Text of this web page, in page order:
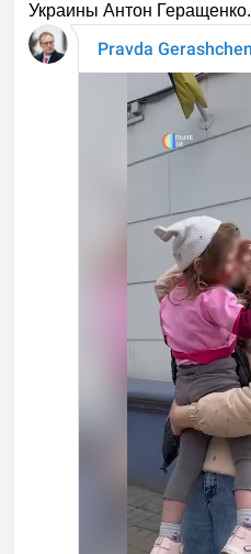
Украины Антон Геращенко.